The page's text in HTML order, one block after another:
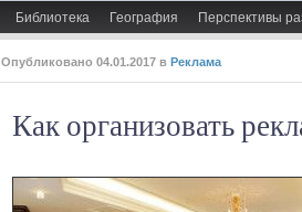
Библиотека География Перспективы
Опубликовано 04.01.2017 в Реклама
Как организовать